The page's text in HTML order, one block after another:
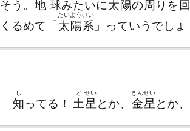
そう。 地 球みたいに太陽の周 りを回
くるめて「太
たい
陽
よう
系
けい
」っていうでしょ
知
し
ってる！ 土
ど
星
せい
とか、 金
きん
星
せい
とか、